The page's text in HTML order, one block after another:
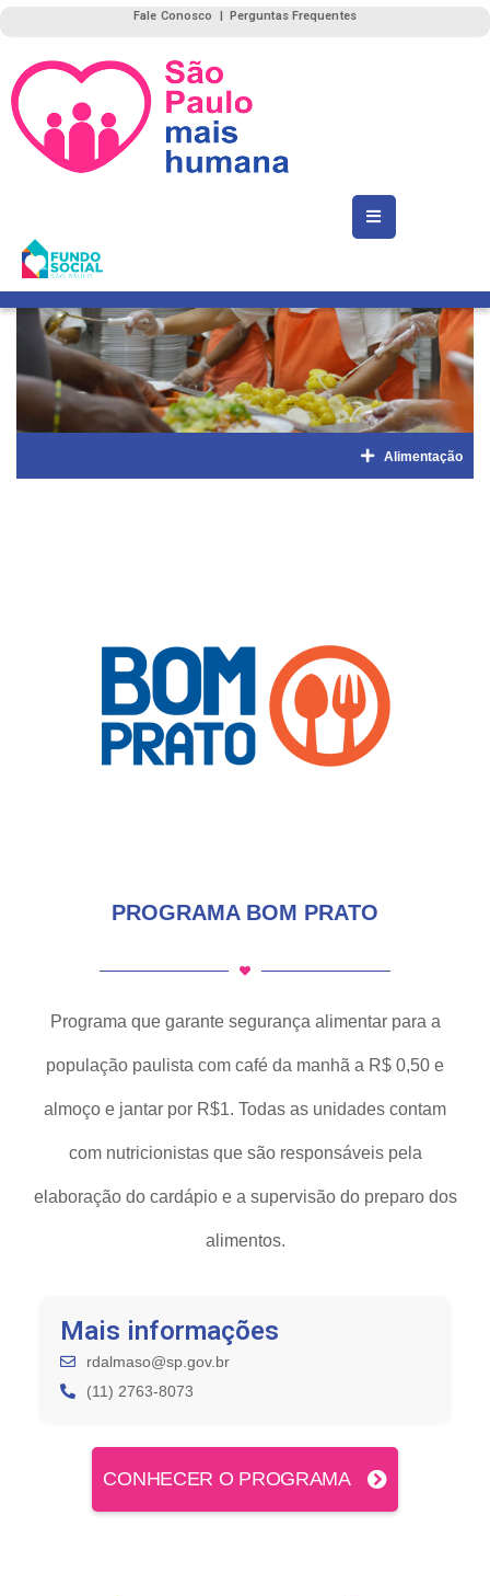
Fale Conosco | Perguntas Frequentes
Alimentação
PROGRAMA BOM PRATO
Programa que garante segurança alimentar para a
população paulista com café da manhã a R$ 0,50 e
almoço e jantar por R$1. Todas as unidades contam
com nutricionistas que são responsáveis pela
elaboração do cardápio e a supervisão do preparo dos
alimentos.
Mais informações
rdalmaso@sp.gov.br
(11) 2763-8073
CONHECER O PROGRAMA